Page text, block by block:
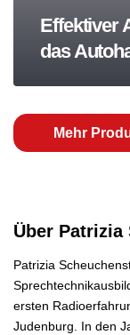
Effektiver
das
Mehr
Über Patrizia
Patrizia
ersten
Judenburg. In den